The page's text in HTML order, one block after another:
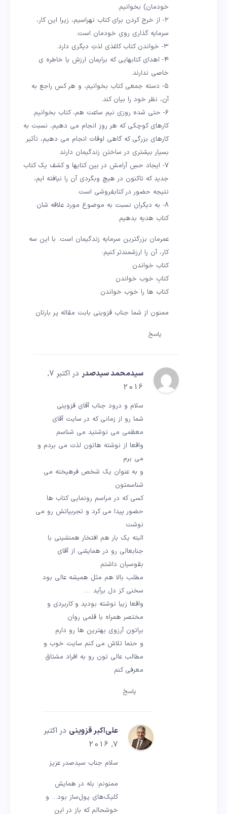
خودمان) بخوانیم.
٢- از خرج کردن برای کتاب نهراسیم، زیرا این کار،
سرمایه گذاری روی خودمان است.
٣- خواندن کتاب کاغذی لذتِ دیگری دارد.
۴- اهدای کتابهایی که برایمان ارزش یا خاطره ی
خاصی ندارند.
۵- دسته جمعی کتاب بخوانیم، و هر کس راجع به
آن، نظر خود را بیان کند.
۶- حتی شده روزی نیم ساعت هم، کتاب بخوانیم.
کارهای کوچکی که هر روز انجام می دهیم، نسبت به
کارهای بزرگی که گاهی اوقات انجام می دهیم، تأثیر
بسیار بیشتری در ساختن زندگیمان دارند.
٧- ایجاد حسِ آرامش در بین کتابها و کشف یک کتاب
جدید که تاکنون در هیچ وبگردی آن را نیافته ایم،
نتیجه حضور در کتابفروشی است.
٨- به دیگران نسبت به موضوع مورد علاقه شان
کتاب هدیه بدهیم.
عمرمان بزرگترین سرمایه زندگیمان است. با این سه
کار، آن را ارزشمندتر کنیم:
کتاب خواندن
کتابِ خوب خواندن
کتاب ها را خوب خواندن
ممنون از شما جناب قزوینی بابت مقاله پر بارتان
پاسخ
سیدمحمد سیدصدر
در اکتبر 7,
2016
سلام و درود جناب آقای قزوینی
شما رو از زمانی که در سایت آقای
معظمی می نوشتید می شناسم
واقعا از نوشته هاتون لذت می بردم و
می برم
و به عنوان یک شخص فرهیخته می
شناسمتون
کسی که در مراسم رونمایی کتاب ها
حضور پیدا می کرد و تجربیاتش رو می
نوشت
البته یک بار هم افتخار همنشینی با
جنابعالی رو در همایشی از آقای
بقوسیان داشتم
مطلب بالا هم مثل همیشه عالی بود
سخنی کز دل برآید ….
واقعا زیبا نوشته بودید و کاربردی و
مختصر همراه با قلمی روان
براتون آرزوی بهترین ها رو دارم
و حتما تلاش می کنم سایت خوب و
مطالب عالی تون رو به افراد مشتاق
معرفی کنم
پاسخ
علی‌اکبر قزوینی در اکتبر
7, 2016
سلام جناب سیدصدر عزیز
ممنونم؛ بله در همایش
کلیک‌های پول‌ساز بود… و
خوشحالم که باز در این